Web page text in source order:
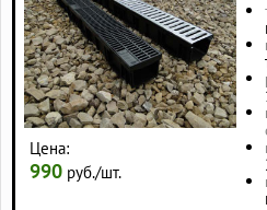
Цена:
990 руб./шт.